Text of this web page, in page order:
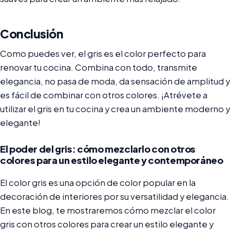
Conclusión
Como puedes ver, el gris es el color perfecto para
renovar tu cocina. Combina con todo, transmite
elegancia, no pasa de moda, da sensación de amplitud y
es fácil de combinar con otros colores. ¡Atrévete a
utilizar el gris en tu cocina y crea un ambiente moderno y
elegante!
El poder del gris: cómo mezclarlo con otros
colores para un estilo elegante y contemporáneo
El color gris es una opción de color popular en la
decoración de interiores por su versatilidad y elegancia.
En este blog, te mostraremos cómo mezclar el color
gris con otros colores para crear un estilo elegante y